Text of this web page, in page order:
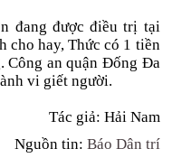
đang được điều trị tại
cho hay, Thức có 1 tiền
Công an quận Đống Đa
vi giết người.
Tác giả: Hải Nam
Nguồn tin: Báo Dân trí